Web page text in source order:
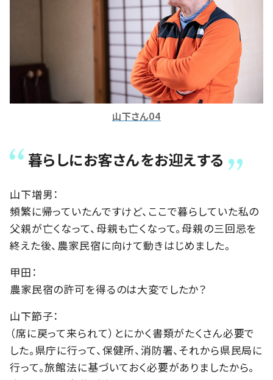
山下さん04
暮らしにお客さんをお迎えする
山下増男：
頻繁に帰っていたんですけど、ここで暮らしていた私の
父親が亡くなって、母親も亡くなって。母親の三回忌を
終えた後、農家民宿に向けて動きはじめました。
甲田：
農家民宿の許可を得るのは大変でしたか？
山下節子：
（席に戻って来られて）とにかく書類がたくさん必要で
した。県庁に行って、保健所、消防署、それから県民局に
行って。旅館法に基づいておく必要がありましたから。